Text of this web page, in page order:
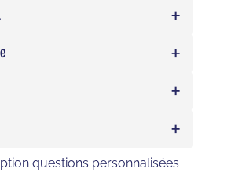
0+
building 0+
0+
0+
questions personnalisées